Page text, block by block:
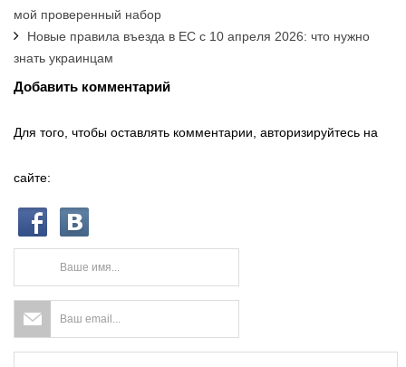
мой проверенный набор
Новые правила въезда в ЕС с 10 апреля 2026: что нужно
знать украинцам
Добавить комментарий
Для того, чтобы оставлять комментарии, авторизируйтесь на
сайте: